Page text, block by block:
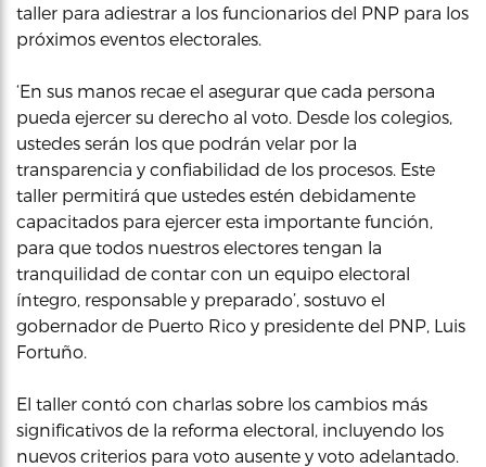
taller para adiestrar a los funcionarios del PNP para los
próximos eventos electorales.
‘En sus manos recae el asegurar que cada persona
pueda ejercer su derecho al voto. Desde los colegios,
ustedes serán los que podrán velar por la
transparencia y confiabilidad de los procesos. Este
taller permitirá que ustedes estén debidamente
capacitados para ejercer esta importante función,
para que todos nuestros electores tengan la
tranquilidad de contar con un equipo electoral
íntegro, responsable y preparado’, sostuvo el
gobernador de Puerto Rico y presidente del PNP, Luis
Fortuño.
El taller contó con charlas sobre los cambios más
significativos de la reforma electoral, incluyendo los
nuevos criterios para voto ausente y voto adelantado.